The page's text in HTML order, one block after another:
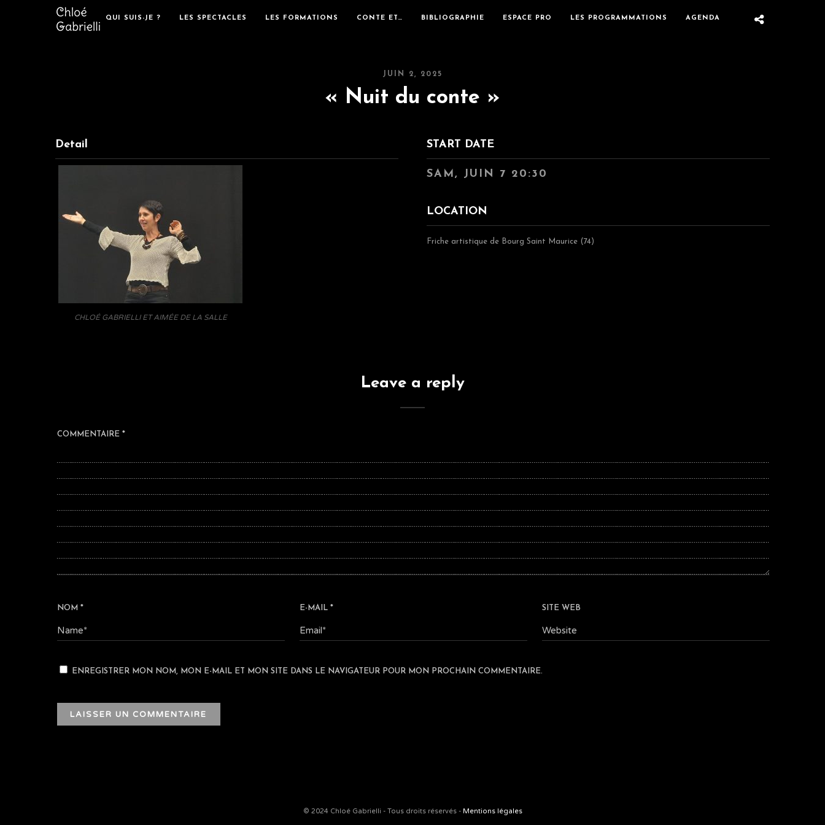
QUI SUIS-JE ? LES SPECTACLES LES FORMATIONS CONTE ET… BIBLIOGRAPHIE ESPACE PRO LES PROGRAMMATIONS AGENDA
JUIN 2, 2025
« Nuit du conte »
Detail
CHLOÉ GABRIELLI ET AIMÉE DE LA SALLE
START DATE
SAM, JUIN 7 20:30
LOCATION
Friche artistique de Bourg Saint Maurice (74)
Leave a reply
COMMENTAIRE *
NOM * E-MAIL * SITE WEB
ENREGISTRER MON NOM, MON E-MAIL ET MON SITE DANS LE NAVIGATEUR POUR MON PROCHAIN COMMENTAIRE.
© 2024 Chloé Gabrielli - Tous droits réservés - Mentions légales